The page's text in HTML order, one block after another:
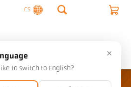
CS
nás ×
to switch to English?